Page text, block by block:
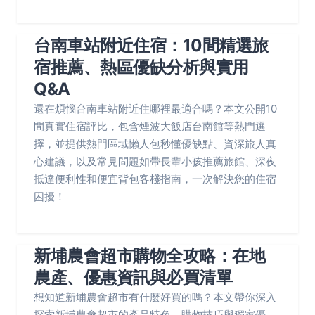
台南車站附近住宿：10間精選旅
宿推薦、熱區優缺分析與實用
Q&A
還在煩惱台南車站附近住哪裡最適合嗎？本文公開10
間真實住宿評比，包含煙波大飯店台南館等熱門選
擇，並提供熱門區域懶人包秒懂優缺點、資深旅人真
心建議，以及常見問題如帶長輩小孩推薦旅館、深夜
抵達便利性和便宜背包客棧指南，一次解決您的住宿
困擾！
新埔農會超市購物全攻略：在地
農產、優惠資訊與必買清單
想知道新埔農會超市有什麼好買的嗎？本文帶你深入